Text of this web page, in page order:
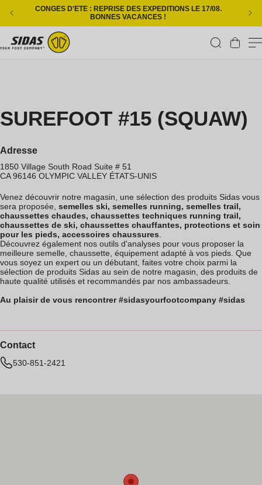
Ignorer et passer au contenu
CONGES D'ETE : REPRISE DES EXPEDITIONS LE 17/08.
BONNES VACANCES !
Panier
SUREFOOT #15 (SQUAW)
Adresse
1850 Village South Road Suite # 51
CA 96146 OLYMPIC VALLEY ÉTATS-UNIS
Venez découvrir notre magasin, une sélection des produits Sidas vous
sera proposée, semelles ski, semelles running, semelles trail,
chaussettes chaudes, chaussettes techniques running trail,
chaussettes de ski, chaussettes chauffantes, protections et soin
pour les pieds, accessoires chaussures.
Découvrez également nos outils d'analyses pour vous proposer la
meilleure semelle, chaussette, équipement adapté à vos pieds. Que
vous soyez un expert ou un débutant, faites votre choix parmi la
sélection de produits Sidas au sein de notre magasin, des produits de
haute qualité utilisés et recommandés par nos ambassadeurs.
Au plaisir de vous rencontrer #sidasyourfootcompany #sidas
Contact
530-851-2421